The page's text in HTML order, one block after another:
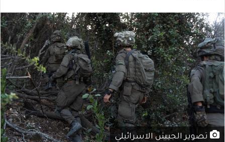
تصوير الجيش الاسرائيلي